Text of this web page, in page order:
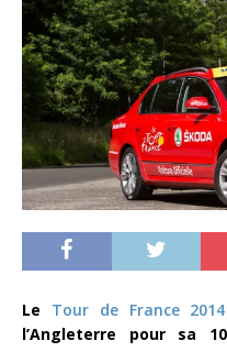
Le Tour de France 2014
l’Angleterre pour sa